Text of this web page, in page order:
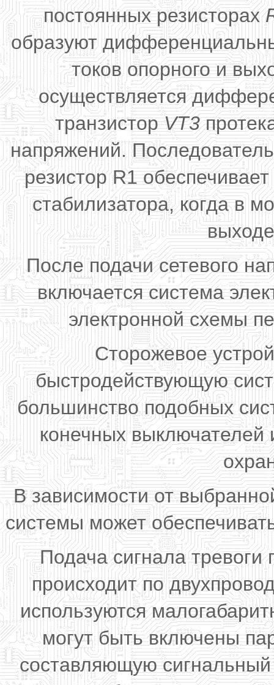
постоянных резисторах
образуют
токов опорного и
осуществляется
транзисторVT3
напряжений.
резистор R1
стабилизатора, когда в
После подачи сетевого
включается система
электронной схемы
Сторожевое
быстродействующую
большинство подобных
конечных выключателей
В зависимости от
системы может
Подача сигнала
происходит по
используются
могут быть включены
составляющую